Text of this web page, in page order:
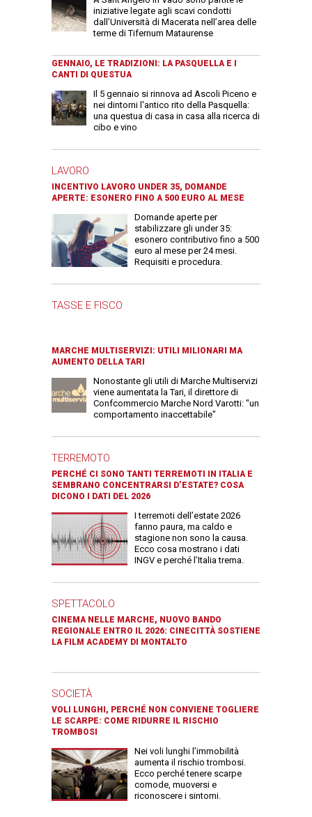
iniziative legate agli scavi condotti
dall’Università di Macerata nell’area delle
terme di Tifernum Mataurense
GENNAIO, LE TRADIZIONI: LA PASQUELLA E I
CANTI DI QUESTUA
Il 5 gennaio si rinnova ad Ascoli Piceno e
nei dintorni l'antico rito della Pasquella:
una questua di casa in casa alla ricerca di
cibo e vino
LAVORO
INCENTIVO LAVORO UNDER 35, DOMANDE
APERTE: ESONERO FINO A 500 EURO AL MESE
Domande aperte per
stabilizzare gli under 35:
esonero contributivo fino a 500
euro al mese per 24 mesi.
Requisiti e procedura.
TASSE E FISCO
MARCHE MULTISERVIZI: UTILI MILIONARI MA
AUMENTO DELLA TARI
Nonostante gli utili di Marche Multiservizi
viene aumentata la Tari, il direttore di
Confcommercio Marche Nord Varotti: "un
comportamento inaccettabile"
TERREMOTO
PERCHÉ CI SONO TANTI TERREMOTI IN ITALIA E
SEMBRANO CONCENTRARSI D’ESTATE? COSA
DICONO I DATI DEL 2026
I terremoti dell’estate 2026
fanno paura, ma caldo e
stagione non sono la causa.
Ecco cosa mostrano i dati
INGV e perché l’Italia trema.
SPETTACOLO
CINEMA NELLE MARCHE, NUOVO BANDO
REGIONALE ENTRO IL 2026: CINECITTÀ SOSTIENE
LA FILM ACADEMY DI MONTALTO
SOCIETÀ
VOLI LUNGHI, PERCHÉ NON CONVIENE TOGLIERE
LE SCARPE: COME RIDURRE IL RISCHIO
TROMBOSI
Nei voli lunghi l’immobilità
aumenta il rischio trombosi.
Ecco perché tenere scarpe
comode, muoversi e
riconoscere i sintomi.